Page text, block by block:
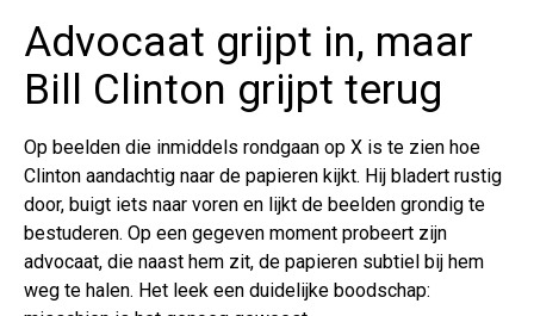
Advocaat grijpt in, maar
Bill Clinton grijpt terug
Op beelden die inmiddels rondgaan op X is te zien hoe
Clinton aandachtig naar de papieren kijkt. Hij bladert rustig
door, buigt iets naar voren en lijkt de beelden grondig te
bestuderen. Op een gegeven moment probeert zijn
advocaat, die naast hem zit, de papieren subtiel bij hem
weg te halen. Het leek een duidelijke boodschap: